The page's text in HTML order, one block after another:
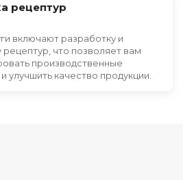
рецептур
включают разработку и
рецептур, что позволяет вам
производственные
улучшить качество продукции.